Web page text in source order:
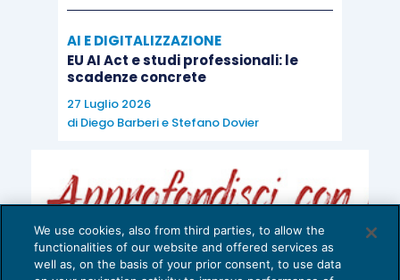
AI E DIGITALIZZAZIONE
EU AI Act e studi professionali: le
scadenze concrete
27 Luglio 2026
di Diego Barberie Stefano Dovier
We use cookies, also from third parties, to allow the
functionalities of our website and offered services as
well as, on the basis of your prior consent, to use data